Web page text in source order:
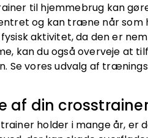
til hjemmebrug kan
og kan træne når som
aktivitet, da den er
kan du også overveje at
Se vores udvalg af
af din
holder i mange år,